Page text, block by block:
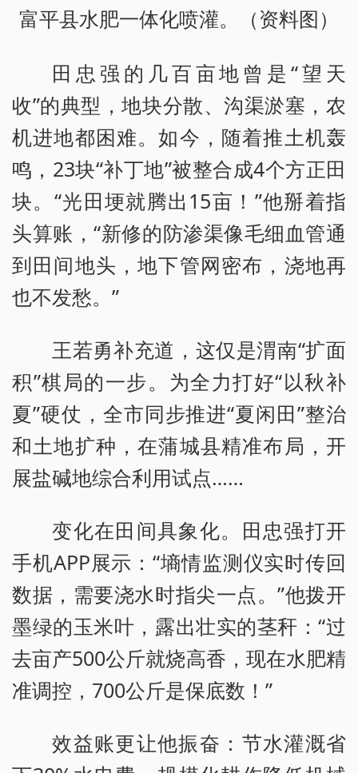
富平县水肥一体化喷灌。（资料图）
田忠强的几百亩地曾是“望天
收”的典型，地块分散、沟渠淤塞，农
机进地都困难。如今，随着推土机轰
鸣，23块“补丁地”被整合成4个方正田
块。“光田埂就腾出15亩！”他掰着指
头算账，“新修的防渗渠像毛细血管通
到田间地头，地下管网密布，浇地再
也不发愁。”
王若勇补充道，这仅是渭南“扩面
积”棋局的一步。为全力打好“以秋补
夏”硬仗，全市同步推进“夏闲田”整治
和土地扩种，在蒲城县精准布局，开
展盐碱地综合利用试点……
变化在田间具象化。田忠强打开
手机APP展示：“墒情监测仪实时传回
数据，需要浇水时指尖一点。”他拨开
墨绿的玉米叶，露出壮实的茎秆：“过
去亩产500公斤就烧高香，现在水肥精
准调控，700公斤是保底数！”
效益账更让他振奋：节水灌溉省